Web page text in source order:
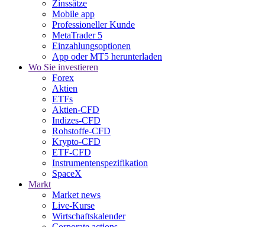
Zinssätze
Mobile app
Professioneller Kunde
MetaTrader 5
Einzahlungsoptionen
App oder MT5 herunterladen
Wo Sie investieren
Forex
Aktien
ETFs
Aktien-CFD
Indizes-CFD
Rohstoffe-CFD
Krypto-CFD
ETF-CFD
Instrumentenspezifikation
SpaceX
Markt
Market news
Live-Kurse
Wirtschaftskalender